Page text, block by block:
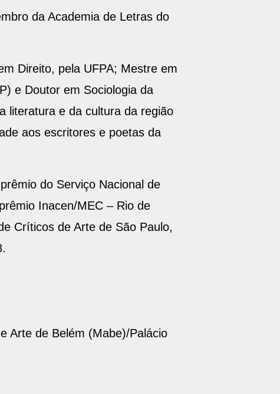
da Academia de Letras do
Direito, pela UFPA; Mestre em
e Doutor em Sociologia da
literatura e da cultura da região
aos escritores e poetas da
do Serviço Nacional de
Inacen/MEC – Rio de
Críticos de Arte de São Paulo,
Arte de Belém (Mabe)/Palácio